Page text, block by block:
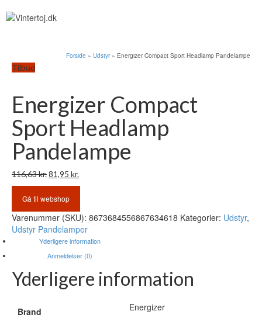
Forside » Udstyr » Energizer Compact Sport Headlamp Pandelampe
Tilbud
Energizer Compact
Sport Headlamp
Pandelampe
116,63kr.Den
oprindelige
pris
116,63 kr..
81,95 kr.
aktuelle
81,95 kr..
Gå til webshop
Varenummer (SKU): 8673684556867634618 Kategorier: Udstyr,
Udstyr Pandelamper
Yderligere information
Anmeldelser (0)
Yderligere information
Brand Energizer